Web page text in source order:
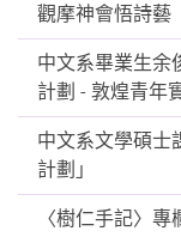
觀摩神會悟詩藝
中文系畢業生余
計劃 - 敦煌青年
中文系文學碩士
計劃」
〈樹仁手記〉